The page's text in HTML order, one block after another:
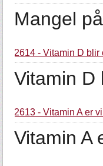
Mangel
2614 - Vitamin D blir
Vitamin D
2613 - Vitamin A er
Vitamin A